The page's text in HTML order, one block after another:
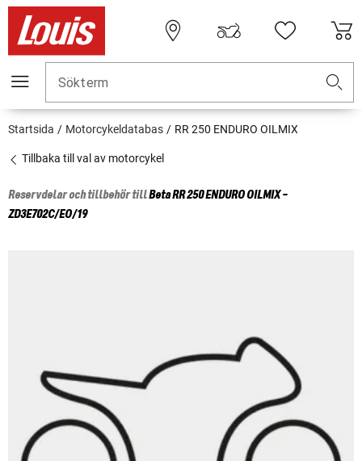
Sökterm
Startsida Motorcykeldatabas RR 250 ENDURO OILMIX
Tillbaka till val av motorcykel
Reservdelar och tillbehör tillBetaRR 250 ENDURO OILMIX -
ZD3E702C/EO/19